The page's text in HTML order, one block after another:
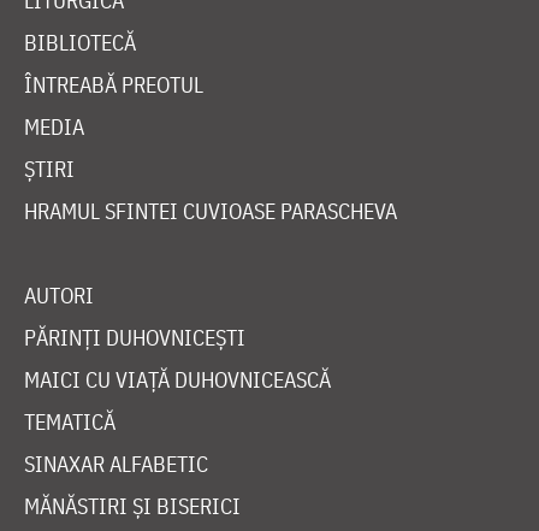
BIBLIOTECĂ
ÎNTREABĂ PREOTUL
MEDIA
ȘTIRI
HRAMUL SFINTEI CUVIOASE PARASCHEVA
AUTORI
PĂRINȚI DUHOVNICEȘTI
MAICI CU VIAȚĂ DUHOVNICEASCĂ
TEMATICĂ
SINAXAR ALFABETIC
MĂNĂSTIRI ȘI BISERICI